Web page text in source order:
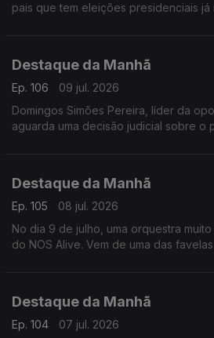
pais que tem eleições presidenciais já
Frederico Pinheiro
Destaque da Manhã
Ep. 106
09 jul. 2026
Domingos Simões Pereira, líder da
aguarda uma decisão judicial sobre o
Destaque da Manhã
Ep. 105
08 jul. 2026
No dia 9 de julho, uma orquestra
do NOS Alive. Vem de uma das
Destaque da Manhã
Ep. 104
07 jul. 2026